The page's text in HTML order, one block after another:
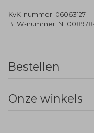
KvK-nummer: 06063127
BTW-nummer:
Bestellen
Onze winkels